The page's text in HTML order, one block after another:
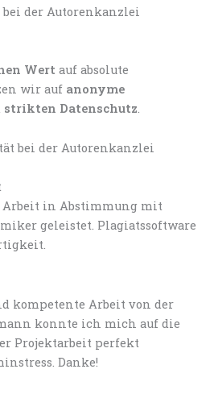
Wert auf absolute
wir auf anonyme
strikten Datenschutz
in Abstimmung mit
geleistet. Plagiatssoftware
kompetente Arbeit von der
konnte ich mich auf die
Projektarbeit perfekt
Danke!